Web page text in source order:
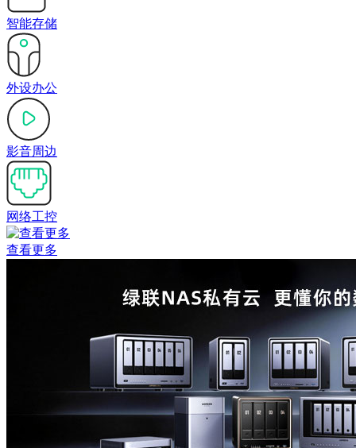
智能存储
外设办公
影音周边
网络工控
查看更多